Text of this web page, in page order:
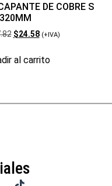
DE COBRE S
$24.58 (+IVA)
al carrito